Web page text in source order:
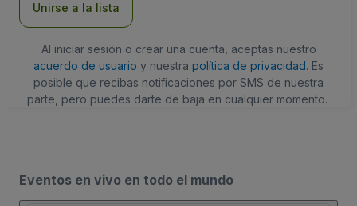
Unirse a la lista
Al iniciar sesión o crear una cuenta, aceptas nuestro
acuerdo de usuario y nuestra política de privacidad. Es
posible que recibas notificaciones por SMS de nuestra
parte, pero puedes darte de baja en cualquier momento.
Eventos en vivo en todo el mundo